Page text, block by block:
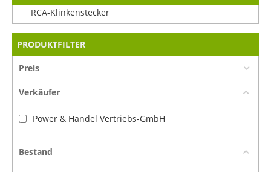
RCA-Klinkenstecker
PRODUKTFILTER
Preis
Verkäufer
Power & Handel Vertriebs-GmbH
Bestand